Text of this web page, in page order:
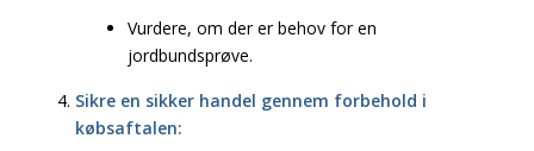
Vurdere, om der er behov for en
jordbundsprøve.
Sikre en sikker handel gennem forbehold i
købsaftalen: